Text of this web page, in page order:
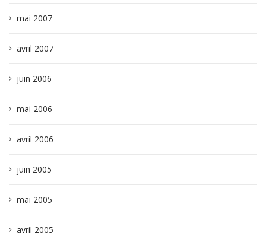
mai 2007
avril 2007
juin 2006
mai 2006
avril 2006
juin 2005
mai 2005
avril 2005